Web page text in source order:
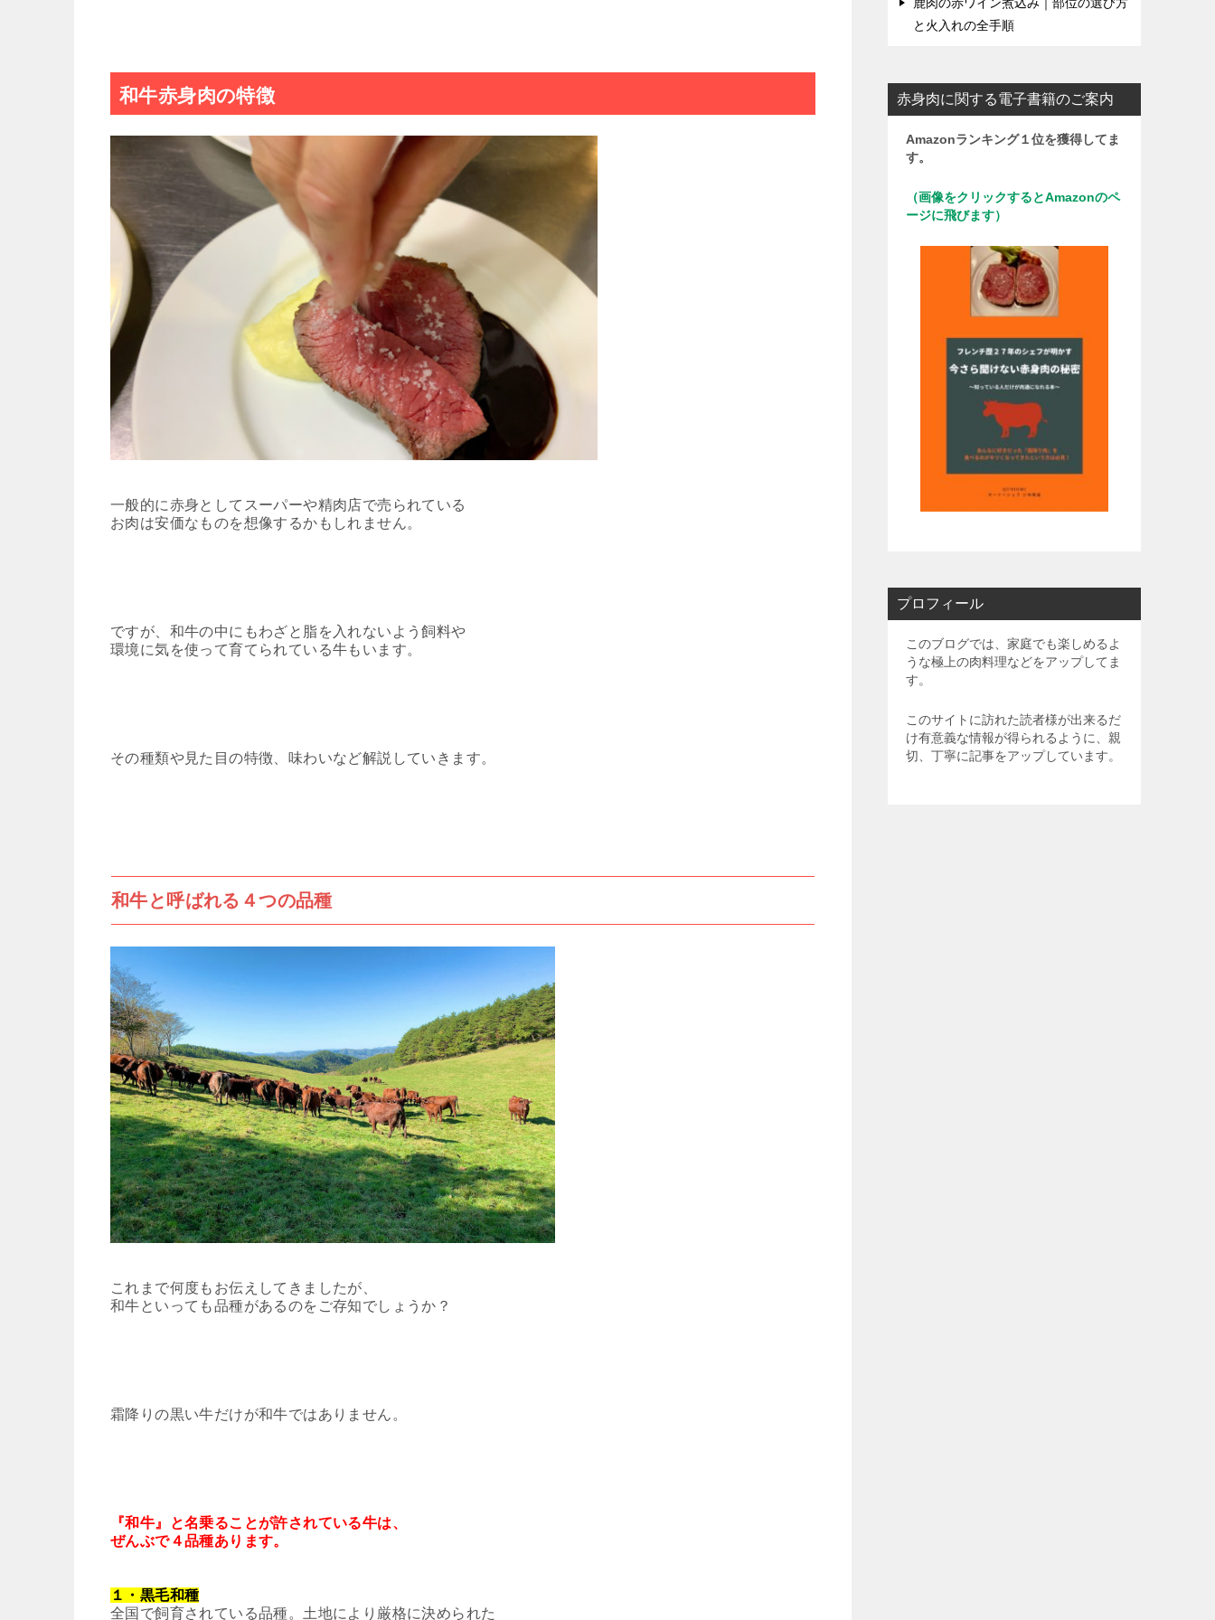
和牛赤身肉の特徴
一般的に赤身としてスーパーや精肉店で売られている
お肉は安価なものを想像するかもしれません。
ですが、和牛の中にもわざと脂を入れないよう飼料や
環境に気を使って育てられている牛もいます。
その種類や見た目の特徴、味わいなど解説していきます。
和牛と呼ばれる４つの品種
これまで何度もお伝えしてきましたが、
和牛といっても品種があるのをご存知でしょうか？
霜降りの黒い牛だけが和牛ではありません。
『和牛』と名乗ることが許されている牛は、
ぜんぶで４品種あります。
１・黒毛和種
全国で飼育されている品種。土地により厳格に決められた
鹿肉の赤ワイン煮込み｜部位の選び方
と火入れの全手順
赤身肉に関する電子書籍のご案内
Amazonランキング１位を獲得してま
す。
（画像をクリックするとAmazonのペ
ージに飛びます）
プロフィール
このブログでは、家庭でも楽しめるよ
うな極上の肉料理などをアップしてま
す。
このサイトに訪れた読者様が出来るだ
け有意義な情報が得られるように、親
切、丁寧に記事をアップしています。